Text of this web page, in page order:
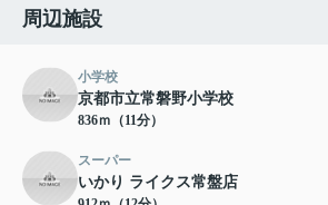
周辺施設
小学校
京都市立常磐野小学校
836ｍ（11分）
スーパー
いかり ライクス常盤店